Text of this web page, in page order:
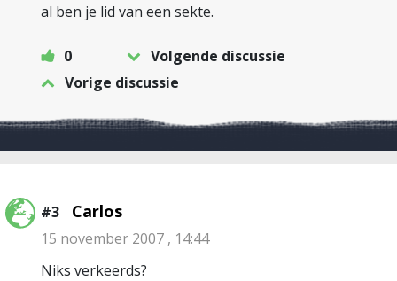
al ben je lid van een sekte.
0
Volgende discussie
Vorige discussie
#3 Carlos
15 november 2007 , 14:44
Niks verkeerds?